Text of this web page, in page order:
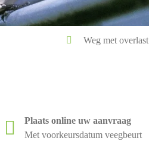
Weg met overlast
Plaats online uw aanvraag
Met voorkeursdatum veegbeurt